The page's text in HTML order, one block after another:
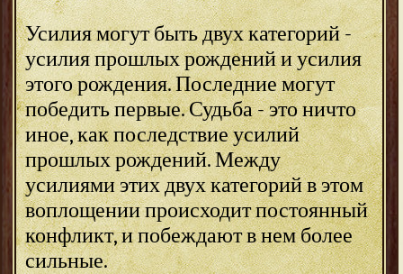
Усилия могут быть двух категорий -
усилия прошлых рождений и усилия
этого рождения. Последние могут
победить первые. Судьба - это ничто
иное, как последствие усилий
прошлых рождений. Между
усилиями этих двух категорий в этом
воплощении происходит постоянный
конфликт, и побеждают в нем более
сильные.